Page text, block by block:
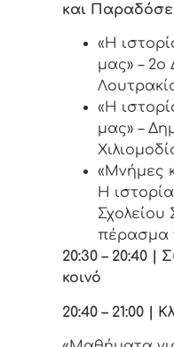
και
«Η
μας» – 2ο
«Η
μας» –
«Μνήμες
Η
Σχολείου
πέρασμα
20:30 – 20:40 |
κοινό
20:40 – 21:00 |